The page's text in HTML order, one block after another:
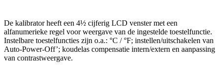
De kalibrator heeft een 4½ cijferig LCD venster met een
alfanumerieke regel voor weergave van de ingestelde toestelfunctie.
Instelbare toestelfuncties zijn o.a.: °C / °F; instellen/uitschakelen van
Auto-Power-Off’; koudelas compensatie intern/extern en aanpassing
van contrastweergave.